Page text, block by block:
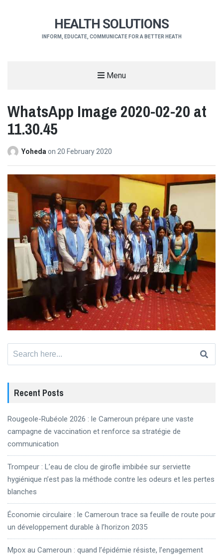
HEALTH SOLUTIONS
INFORM, EDUCATE, COMMUNICATE FOR A BETTER HEATH
Menu
WhatsApp Image 2020-02-20 at
11.30.45
Yoheda on 20 February 2020
Recent Posts
Rougeole-Rubéole 2026 : le Cameroun prépare une vaste
campagne de vaccination et renforce sa stratégie de
communication
Trompeur : L’eau de clou de girofle imbibée sur serviette
hygiénique n’est pas la méthode contre les odeurs et les pertes
blanches
Économie circulaire : le Cameroun trace sa feuille de route pour
un développement durable à l’horizon 2035
Mpox au Cameroun : quand l’épidémie résiste, l’engagement